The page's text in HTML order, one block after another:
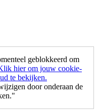
geblokkeerd om
hier om jouw cookie-
te bekijken.
door onderaan de